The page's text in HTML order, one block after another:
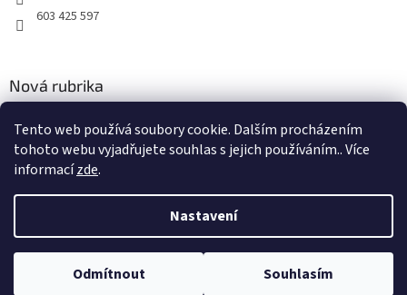
Tento web používá soubory cookie. Dalším procházením
tohoto webu vyjadřujete souhlas s jejich používáním.. Více
informacízde.
Nastavení
Odmítnout Souhlasím
603 425 597
Nová rubrika
2.4.2020
Vytvořil Shoptet
Copyright 2026RC modeláři . Všechna práva vyhrazena.